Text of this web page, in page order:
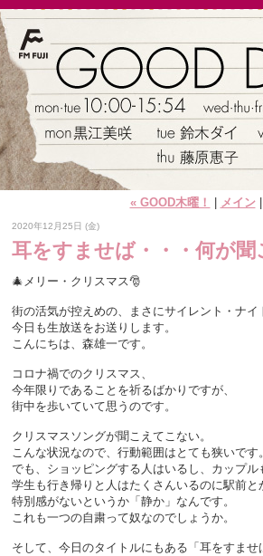
« GOOD木曜！ メイン|
2020年12月25日 (金)
耳をすませば・・・何が聞
🎄メリー・クリスマス🎅
街の活気が控えめの、まさにサイレント・ナイ
今日も生放送をお送りします。
こんにちは、森雄一です。
コロナ禍でのクリスマス、
今年限りであることを祈るばかりですが、
街中を歩いていて思うのです。
クリスマスソングが聞こえてこない。
こんな状況なので、行動範囲はとても狭いです。
でも、ショッピングする人はいるし、カップル
学生も行き帰りと人はたくさんいるのに駅前と
特別感がないというか「静か」なんです。
これも一つの自粛って奴なのでしょうか。
そして、今日のタイトルにもある「耳をすませ